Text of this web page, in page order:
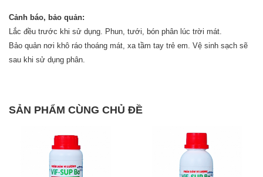
Cảnh báo, bảo quản:
Lắc đều trước khi sử dụng. Phun, tưới, bón phân lúc trời mát.
Bảo quản nơi khô ráo thoáng mát, xa tầm tay trẻ em. Vệ sinh sạch sẽ
sau khi sử dụng phân.
SẢN PHẨM CÙNG CHỦ ĐỀ